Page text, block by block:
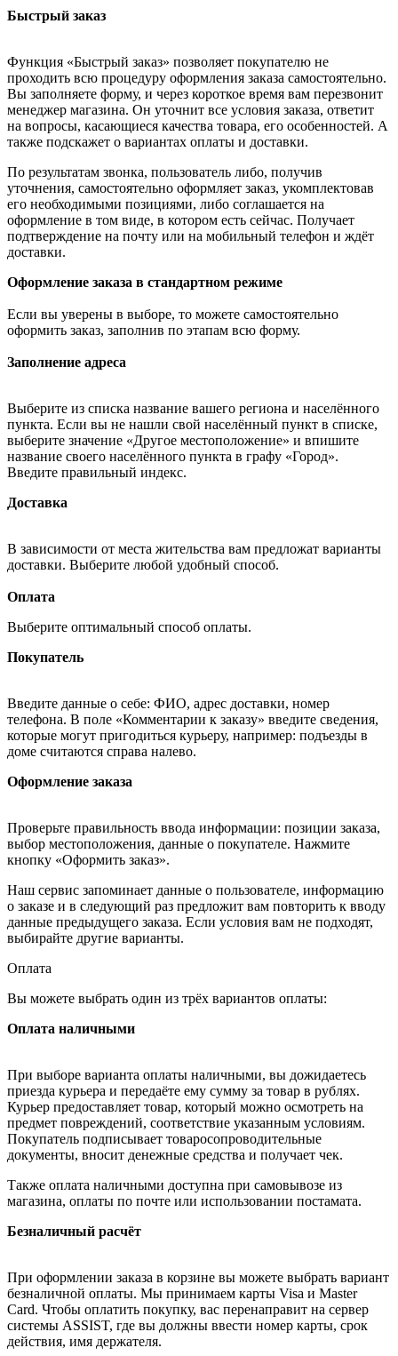
Быстрый заказ
Функция «Быстрый заказ» позволяет покупателю не
проходить всю процедуру оформления заказа самостоятельно.
Вы заполняете форму, и через короткое время вам перезвонит
менеджер магазина. Он уточнит все условия заказа, ответит
на вопросы, касающиеся качества товара, его особенностей. А
также подскажет о вариантах оплаты и доставки.
По результатам звонка, пользователь либо, получив
уточнения, самостоятельно оформляет заказ, укомплектовав
его необходимыми позициями, либо соглашается на
оформление в том виде, в котором есть сейчас. Получает
подтверждение на почту или на мобильный телефон и ждёт
доставки.
Оформление заказа в стандартном режиме
Если вы уверены в выборе, то можете самостоятельно
оформить заказ, заполнив по этапам всю форму.
Заполнение адреса
Выберите из списка название вашего региона и населённого
пункта. Если вы не нашли свой населённый пункт в списке,
выберите значение «Другое местоположение» и впишите
название своего населённого пункта в графу «Город».
Введите правильный индекс.
Доставка
В зависимости от места жительства вам предложат варианты
доставки. Выберите любой удобный способ.
Оплата
Выберите оптимальный способ оплаты.
Покупатель
Введите данные о себе: ФИО, адрес доставки, номер
телефона. В поле «Комментарии к заказу» введите сведения,
которые могут пригодиться курьеру, например: подъезды в
доме считаются справа налево.
Оформление заказа
Проверьте правильность ввода информации: позиции заказа,
выбор местоположения, данные о покупателе. Нажмите
кнопку «Оформить заказ».
Наш сервис запоминает данные о пользователе, информацию
о заказе и в следующий раз предложит вам повторить к вводу
данные предыдущего заказа. Если условия вам не подходят,
выбирайте другие варианты.
Оплата
Вы можете выбрать один из трёх вариантов оплаты:
Оплата наличными
При выборе варианта оплаты наличными, вы дожидаетесь
приезда курьера и передаёте ему сумму за товар в рублях.
Курьер предоставляет товар, который можно осмотреть на
предмет повреждений, соответствие указанным условиям.
Покупатель подписывает товаросопроводительные
документы, вносит денежные средства и получает чек.
Также оплата наличными доступна при самовывозе из
магазина, оплаты по почте или использовании постамата.
Безналичный расчёт
При оформлении заказа в корзине вы можете выбрать вариант
безналичной оплаты. Мы принимаем карты Visa и Master
Card. Чтобы оплатить покупку, вас перенаправит на сервер
системы ASSIST, где вы должны ввести номер карты, срок
действия, имя держателя.